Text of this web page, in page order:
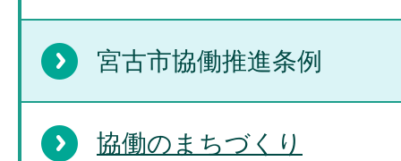
宮古市協働推進条例
協働のまちづくり